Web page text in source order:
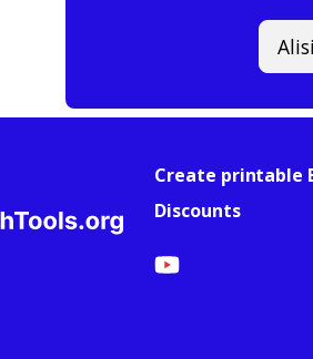
Create printable
Discounts